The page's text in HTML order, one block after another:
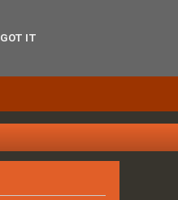
GOT IT